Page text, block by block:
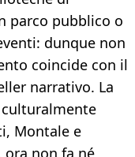
parco pubblico o
dunque non
coincide con il
narrativo. La
Montale e
ora non fa né